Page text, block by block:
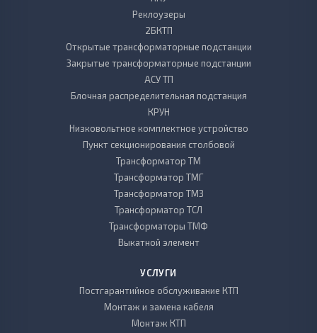
Реклоузеры
2БКТП
Открытые трансформаторные подстанции
Закрытые трансформаторные подстанции
АСУ ТП
Блочная распределительная подстанция
КРУН
Низковольтное комплектное устройство
Пункт секционирования столбовой
Трансформатор ТМ
Трансформатор ТМГ
Трансформатор ТМЗ
Трансформатор ТСЛ
Трансформаторы ТМФ
Выкатной элемент
УСЛУГИ
Постгарантийное обслуживание КТП
Монтаж и замена кабеля
Монтаж КТП